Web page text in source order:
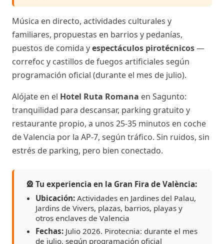
Música en directo, actividades culturales y
familiares, propuestas en barrios y pedanías,
puestos de comida yespectáculos pirotécnicos—
correfoc y castillos de fuegos artificiales según
programación oficial (durante el mes de julio).
Alójate en el Hotel Ruta Romana en Sagunto:
tranquilidad para descansar, parking gratuito y
restaurante propio, a unos 25-35 minutos en coche
de Valencia por la AP-7, según tráfico. Sin ruidos, sin
estrés de parking, pero bien conectado.
🎡 Tu experiencia en la Gran Fira de València:
Ubicación: Actividades en Jardines del Palau,
Jardins de Vivers, plazas, barrios, playas y
otros enclaves de Valencia
Fechas: Julio 2026. Pirotecnia: durante el mes
de julio, según programación oficial